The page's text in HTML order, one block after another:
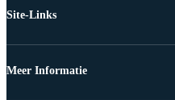
Site-Links
Meer Informatie